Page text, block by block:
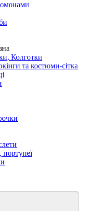
Колготки
та костюми-сітка
портупеї